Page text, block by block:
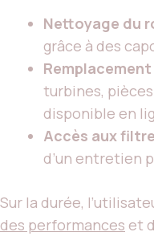
Nettoyage du
grâce à des
turbines,
disponible en
Accès aux
d’un entretien
Sur la durée,
des performances et